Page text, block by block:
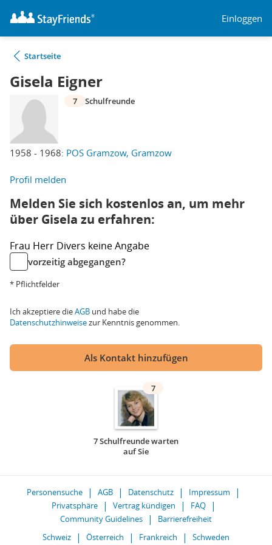
Einloggen
Startseite
Gisela Eigner
1958 - 1968: POS Gramzow, Gramzow
7 Schulfreunde
Profil melden
Melden Sie sich kostenlos an, um mehr
über Gisela zu erfahren:
Frau Herr Divers keine Angabe
vorzeitig abgegangen?
* Pflichtfelder
Ich akzeptiere dieAGB und habe die
Datenschutzhinweisezur Kenntnis genommen.
Als Kontakt hinzufügen
7
7 Schulfreunde warten
auf Sie
Personensuche AGB Datenschutz
Impressum
Privatsphäre
Vertrag kündigen
FAQ
Community Guidelines
Barrierefreiheit
Schweiz
Österreich Frankreich Schweden